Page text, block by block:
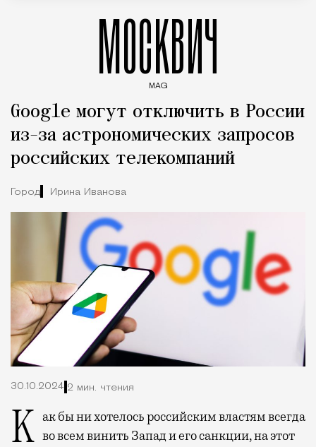
МОСКВИЧ
MAG
Google могут отключить в России
из-за астрономических запросов
российских телекомпаний
Город Ирина Иванова
30.10.2024 2 мин. чтения
Как бы ни хотелось российским властям всегда во всем винить Запад и его санкции, на этот